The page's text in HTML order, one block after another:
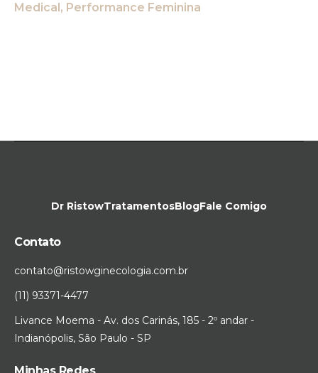
Medical
Performance Feminina
Dr RistowTratamentosBlogFale Comigo
Contato
contato@ristowginecologia.com.br
(11) 93371-4477
Livance Moema - Av. dos Carinás, 185 - 2º andar -
Indianópolis, São Paulo - SP